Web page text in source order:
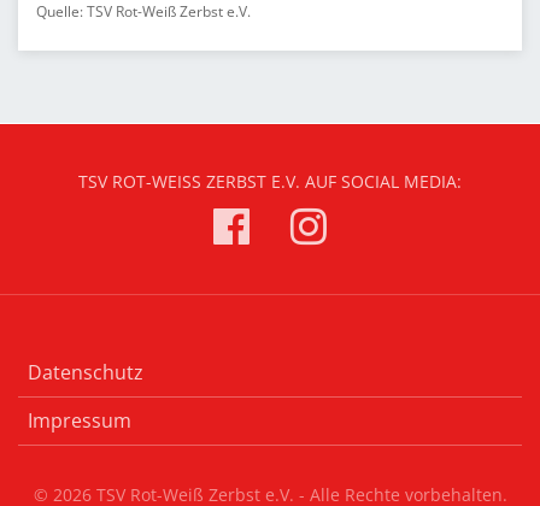
Quelle: TSV Rot-Weiß Zerbst e.V.
TSV ROT-WEISS ZERBST E.V. AUF SOCIAL MEDIA:
Datenschutz
Impressum
© 2026 TSV Rot-Weiß Zerbst e.V. - Alle Rechte vorbehalten.